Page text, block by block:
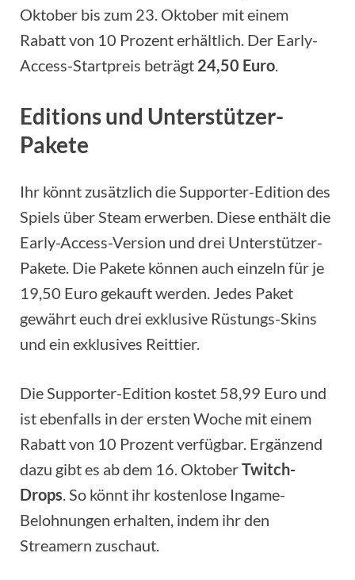
Oktober bis zum 23. Oktober mit einem
Rabatt von 10 Prozent erhältlich. Der Early-
Access-Startpreis beträgt 24,50 Euro.
Editions und Unterstützer-
Pakete
Ihr könnt zusätzlich die Supporter-Edition des
Spiels über Steam erwerben. Diese enthält die
Early-Access-Version und drei Unterstützer-
Pakete. Die Pakete können auch einzeln für je
19,50 Euro gekauft werden. Jedes Paket
gewährt euch drei exklusive Rüstungs-Skins
und ein exklusives Reittier.
Die Supporter-Edition kostet 58,99 Euro und
ist ebenfalls in der ersten Woche mit einem
Rabatt von 10 Prozent verfügbar. Ergänzend
dazu gibt es ab dem 16. OktoberTwitch-
Drops. So könnt ihr kostenlose Ingame-
Belohnungen erhalten, indem ihr den
Streamern zuschaut.